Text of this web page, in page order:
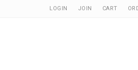
LOGIN JOIN CART